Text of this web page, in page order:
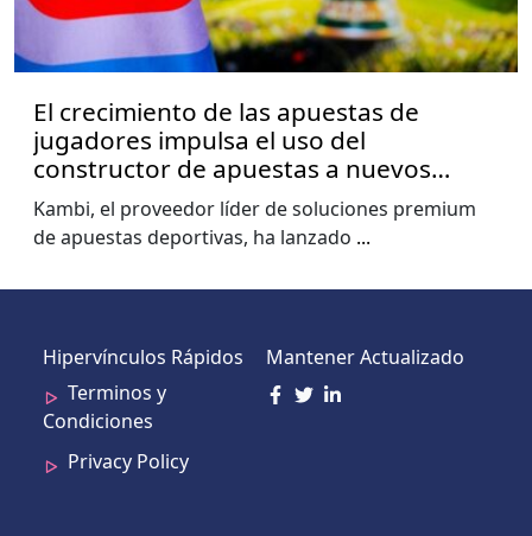
El crecimiento de las apuestas de
jugadores impulsa el uso del
constructor de apuestas a nuevos
niveles, muestra el informe de la Copa
del Mundo de Kambi
Kambi, el proveedor líder de soluciones premium
de apuestas deportivas, ha lanzado ...
Hipervínculos Rápidos
Terminos y
Condiciones
Privacy Policy
Mantener Actualizado